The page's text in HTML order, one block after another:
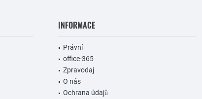
INFORMACE
Právní
office-365
Zpravodaj
O nás
Ochrana údajů